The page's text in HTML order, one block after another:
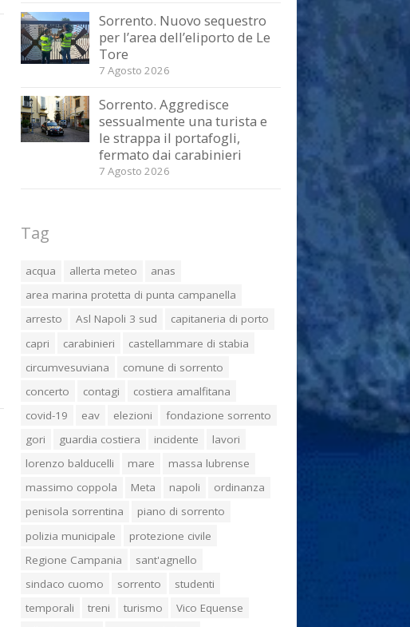
Sorrento. Nuovo sequestro
per l’area dell’eliporto de Le
Tore
7 Agosto 2026
Sorrento. Aggredisce
sessualmente una turista e
le strappa il portafogli,
fermato dai carabinieri
7 Agosto 2026
Tag
acqua allerta meteo
anas
area marina protetta di punta campanella
arresto
Asl Napoli 3 sud
capitaneria di porto
capri
carabinieri
castellammare di stabia
circumvesuviana
comune di sorrento
concerto
contagi
costiera amalfitana
covid-19
eav elezioni
fondazione sorrento
gori
guardia costiera incidente
lavori
lorenzo balducelli
mare
massa lubrense
massimo coppola
Meta napoli
ordinanza
penisola sorrentina
piano di sorrento
polizia municipale
protezione civile
Regione Campania
sant'agnello
sindaco cuomo
sorrento
studenti
temporali
treni turismo
Vico Equense